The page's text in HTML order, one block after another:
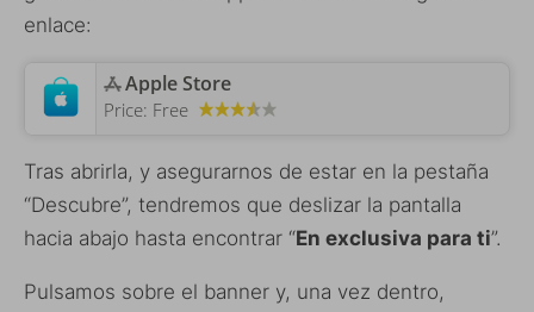
enlace:
‎Apple Store
Price: Free
Tras abrirla, y asegurarnos de estar en la pestaña
“Descubre”, tendremos que deslizar la pantalla
hacia abajo hasta encontrar “En exclusiva para ti”.
Pulsamos sobre el banner y, una vez dentro,